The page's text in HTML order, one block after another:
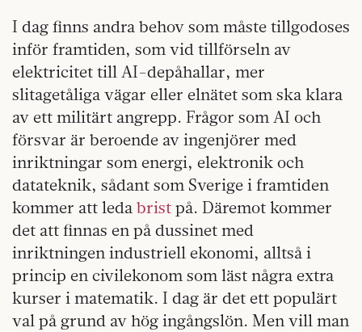
I dag finns andra behov som måste tillgodoses
inför framtiden, som vid tillförseln av
elektricitet till AI-depåhallar, mer
slitagetåliga vägar eller elnätet som ska klara
av ett militärt angrepp. Frågor som AI och
försvar är beroende av ingenjörer med
inriktningar som energi, elektronik och
datateknik, sådant som Sverige i framtiden
kommer att leda brist på. Däremot kommer
det att finnas en på dussinet med
inriktningen industriell ekonomi, alltså i
princip en civilekonom som läst några extra
kurser i matematik. I dag är det ett populärt
val på grund av hög ingångslön. Men vill man